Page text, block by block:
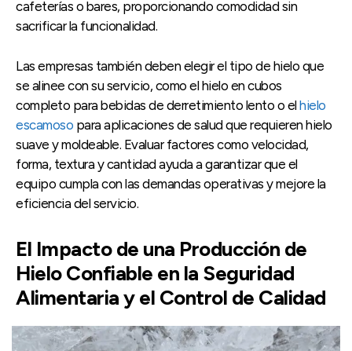
cafeterías o bares, proporcionando comodidad sin
sacrificar la funcionalidad.
Las empresas también deben elegir el tipo de hielo que
se alinee con su servicio, como el hielo en cubos
completo para bebidas de derretimiento lento o elhielo
escamoso para aplicaciones de salud que requieren hielo
suave y moldeable. Evaluar factores como velocidad,
forma, textura y cantidad ayuda a garantizar que el
equipo cumpla con las demandas operativas y mejore la
eficiencia del servicio.
El Impacto de una Producción de
Hielo Confiable en la Seguridad
Alimentaria y el Control de Calidad